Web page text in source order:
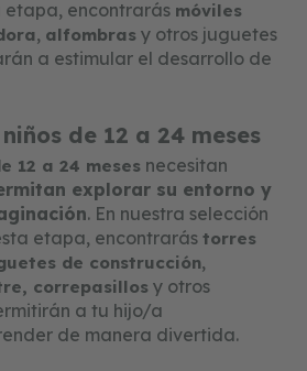
son:
e influencias
adecuada de
cognitivo y social.
la comunicación infantil
etapa prelingüística y la
A continuación
primeras etapas y
que van acompañados
prelingüística (de 0 a
etapa comprende
hasta los 12 meses
encontrarás móviles
, alfombras y otros juguetes
a estimular el desarrollo de
de 12 a 24 meses
12 a 24 meses necesitan
explorar su entorno y
. En nuestra selección
etapa, encontrarástorres
de construcción,
correpasillos y otros
a tu hijo/a
de manera divertida.